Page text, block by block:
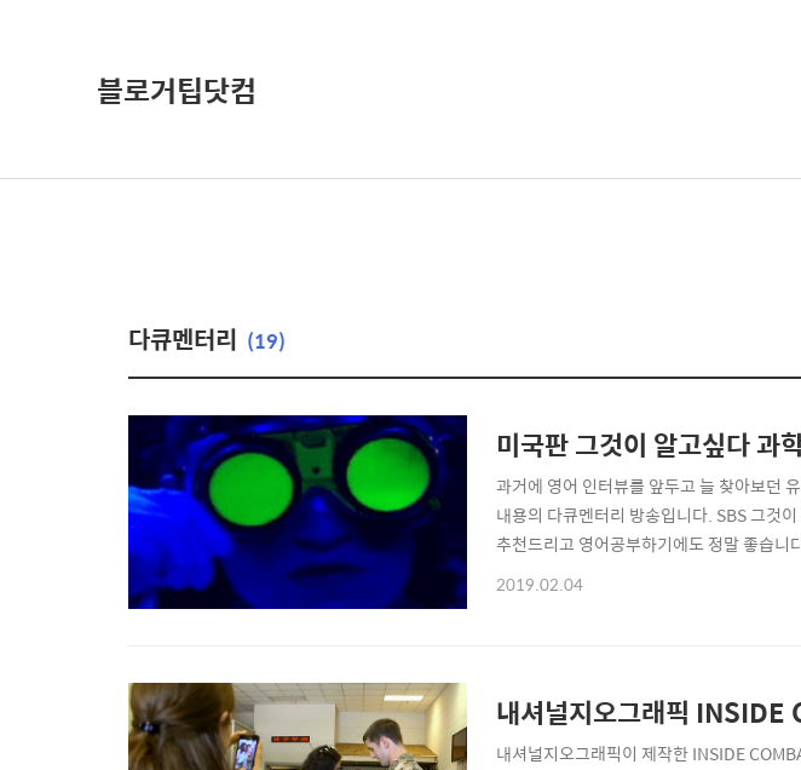
블로거팁닷컴
다큐멘터리 (19)
미국판 그것이 알고싶다
과거에 영어 인터뷰를 앞두고 늘 찾아보던
내용의 다큐멘터리 방송입니다. SBS 그것
추천드리고 영어공부하기에도 정말 좋습
https://www.youtube.com/user/
2019.02.04
내셔널지오그래픽 INSIDE
내셔널지오그래픽이 제작한 INSIDE